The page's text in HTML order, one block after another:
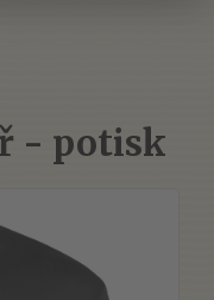
- potisk